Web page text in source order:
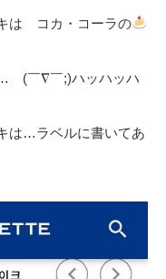
は コカ・コーラの
(￣∇￣;)ハッハッハ
は…ラベルに書いてあ